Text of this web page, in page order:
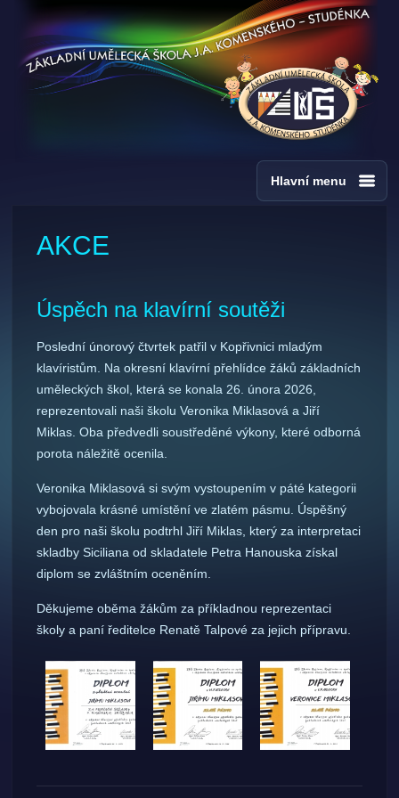
Hlavní menu
AKCE
Úspěch na klavírní soutěži
Poslední únorový čtvrtek patřil v Kopřivnici mladým
klavíristům. Na okresní klavírní přehlídce žáků základních
uměleckých škol, která se konala 26. února 2026,
reprezentovali naši školu Veronika Miklasová a Jiří
Miklas. Oba předvedli soustředěné výkony, které odborná
porota náležitě ocenila.
Veronika Miklasová si svým vystoupením v páté kategorii
vybojovala krásné umístění ve zlatém pásmu. Úspěšný
den pro naši školu podtrhl Jiří Miklas, který za interpretaci
skladby Siciliana od skladatele Petra Hanouska získal
diplom se zvláštním oceněním.
Děkujeme oběma žákům za příkladnou reprezentaci
školy a paní ředitelce Renatě Talpové za jejich přípravu.